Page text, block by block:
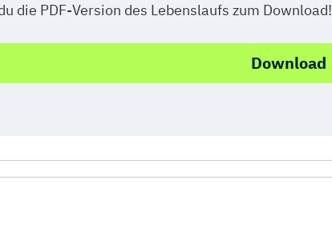
die PDF-Version des Lebenslaufs zum Download!
Download